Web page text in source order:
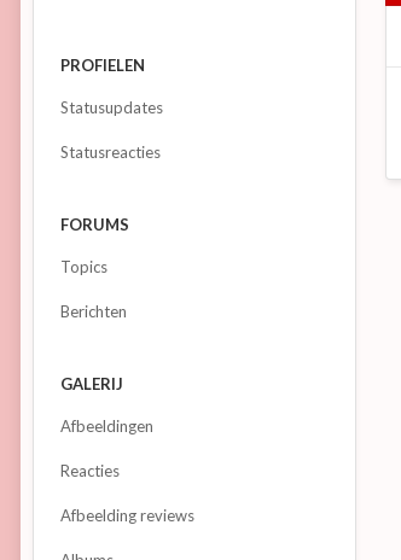
PROFIELEN
Statusupdates
Statusreacties
FORUMS
Topics
Berichten
GALERIJ
Afbeeldingen
Reacties
Afbeelding reviews